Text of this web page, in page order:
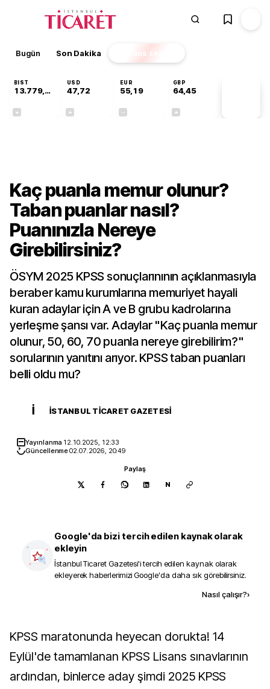
Bugün Son Dakika Finans EKSTRA
BIST
13.779,39
USD
47,72
EUR
55,19
GBP
64,45
Kaç puanla memur olunur?
Taban puanlar nasıl?
Puanınızla Nereye
Girebilirsiniz?
ÖSYM 2025 KPSS sonuçlarınının açıklanmasıyla
beraber kamu kurumlarına memuriyet hayali
kuran adaylar için A ve B grubu kadrolarına
yerleşme şansı var. Adaylar "Kaç puanla memur
olunur, 50, 60, 70 puanla nereye girebilirim?"
sorularının yanıtını arıyor. KPSS taban puanları
belli oldu mu?
İ İSTANBUL TICARET GAZETESI
Yayınlanma 12.10.2025, 12:33
Güncellenme02.07.2026, 20:49
Paylaş
N
Google'da bizi tercih edilen kaynak olarak
ekleyin
İstanbul Ticaret Gazetesi'i tercih edilen kaynak olarak
ekleyerek haberlerimizi Google'da daha sık görebilirsiniz.
Nasıl çalışır?›
KPSS maratonunda heyecan dorukta! 14
Eylül'de tamamlanan KPSS Lisans sınavlarının
ardından, binlerce aday şimdi 2025 KPSS